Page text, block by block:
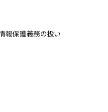
報保護義務の扱い